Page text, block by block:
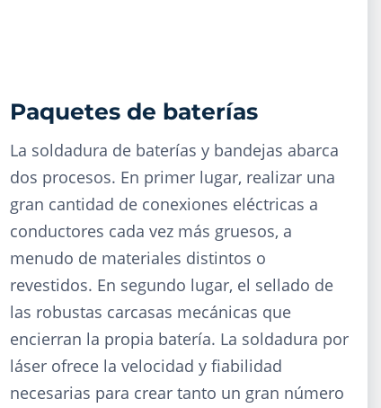
Paquetes de baterías
La soldadura de baterías y bandejas abarca
dos procesos. En primer lugar, realizar una
gran cantidad de conexiones eléctricas a
conductores cada vez más gruesos, a
menudo de materiales distintos o
revestidos. En segundo lugar, el sellado de
las robustas carcasas mecánicas que
encierran la propia batería. La soldadura por
láser ofrece la velocidad y fiabilidad
necesarias para crear tanto un gran número